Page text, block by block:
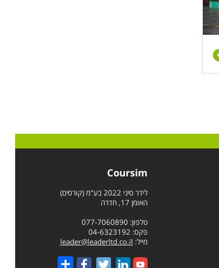
Coursim
לידר סיני 2022 בע"מ (קורסים)
האומן 17, חדרה
טלפון: 077-7060890
פקס: 04-6323192
מייל: leader@leaderltd.co.il
Share